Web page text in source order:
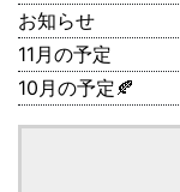
お知らせ
11月の予定
10月の予定🍂